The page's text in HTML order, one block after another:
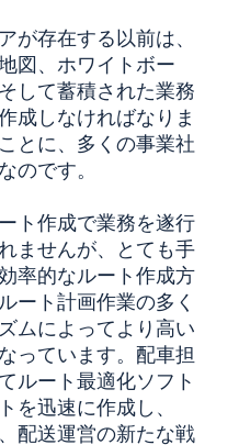
が存在する以前は、
図、ホワイトボー
して蓄積された業務
成しなければなりま
とに、多くの事業社
のです。
ト作成で業務を遂行
ませんが、とても手
率的なルート作成方
ート計画作業の多く
ムによってより高い
っています。配車担
ルート最適化ソフト
を迅速に作成し、
配送運営の新たな戦